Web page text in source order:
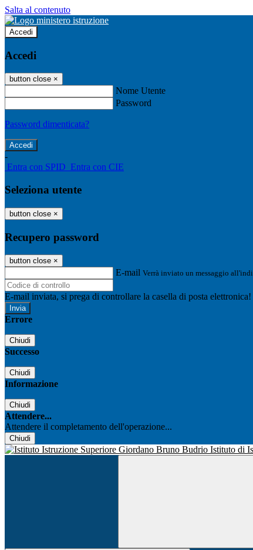
Salta al contenuto
Accedi
Accedi
button close ×
Nome Utente
Password
Password dimenticata?
-
Entra con SPID Entra con CIE
Seleziona utente
button close ×
Recupero password
button close ×
E-mail Verrà inviato un messaggio
E-mail inviata, si prega di controllare la casella di posta elettronica!
Errore
Chiudi
Successo
Chiudi
Informazione
Chiudi
Attendere...
Attendere il completamento dell'operazione...
Chiudi
Istituto di